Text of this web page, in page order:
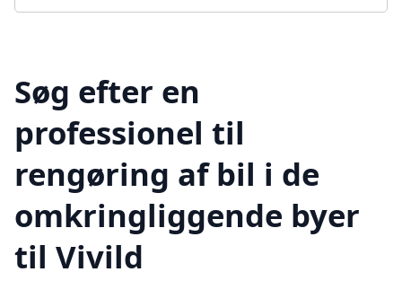
Søg efter en
professionel til
rengøring af bil i de
omkringliggende byer
til Vivild